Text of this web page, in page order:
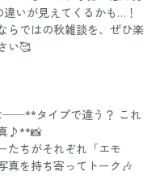
いが見えてくるかも…！
らではの秋雑談を、ぜひ楽
い🥰
──**タイプで違う？ これ
♪**📸
たちがそれぞれ「エモ
真を持ち寄ってトーク🎶